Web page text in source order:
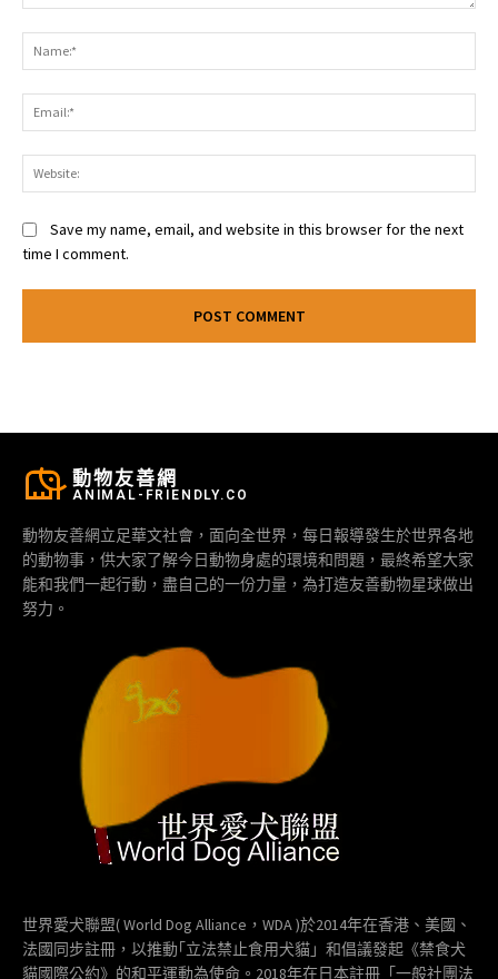
Save my name, email, and website in this browser for the next
time I comment.
動物友善網
ANIMAL-FRIENDLY.CO
動物友善網立足華文社會，面向全世界，每日報導發生於世界各地
的動物事，供大家了解今日動物身處的環境和問題，最終希望大家
能和我們一起行動，盡自己的一份力量，為打造友善動物星球做出
努力。
世界愛犬聯盟( World Dog Alliance，WDA )於2014年在香港、美國、
法國同步註冊，以推動｢立法禁止食用犬貓」和倡議發起《禁食犬
貓國際公約》的和平運動為使命。2018年在日本註冊「一般社團法